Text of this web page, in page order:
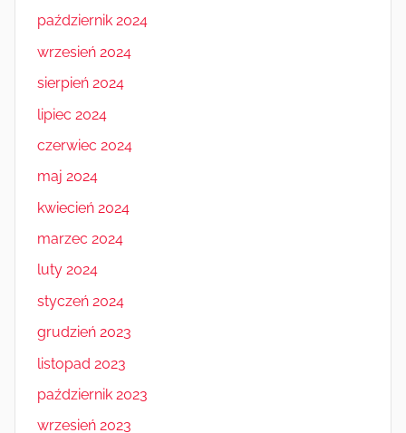
październik 2024
wrzesień 2024
sierpień 2024
lipiec 2024
czerwiec 2024
maj 2024
kwiecień 2024
marzec 2024
luty 2024
styczeń 2024
grudzień 2023
listopad 2023
październik 2023
wrzesień 2023